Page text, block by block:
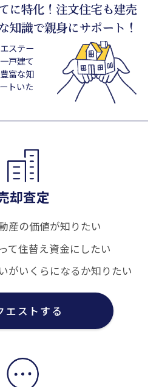
ステー
戸建て
富な知
トいた
却査定
産の価値が知りたい
て住替え資金にしたい
がいくらになるか知りたい
エストする